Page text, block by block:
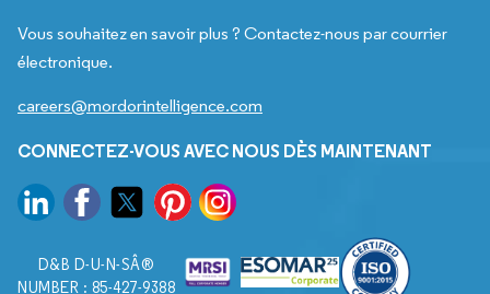
Vous souhaitez en savoir plus ? Contactez-nous par courrier
électronique.
careers@mordorintelligence.com
CONNECTEZ-VOUS AVEC NOUS DÈS MAINTENANT
D&B D-U-N-SÂ®
NUMBER : 85-427-9388